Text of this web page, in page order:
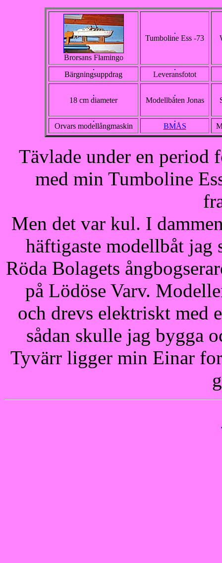
Brorsans Flamingo
Tumboline Ess -73
Bärgningsuppdrag Leveransfotot
18 cm diameter Modellbåten Jonas
Orvars modellångmaskin BMÅS
Tävlade under en period
med min Tumboline
Men det var kul. I
häftigaste modellbåt jag
Röda Bolagets
på Lödöse Varv.
och drevs elektriskt med
sådan skulle jag bygga
Tyvärr ligger min Einar